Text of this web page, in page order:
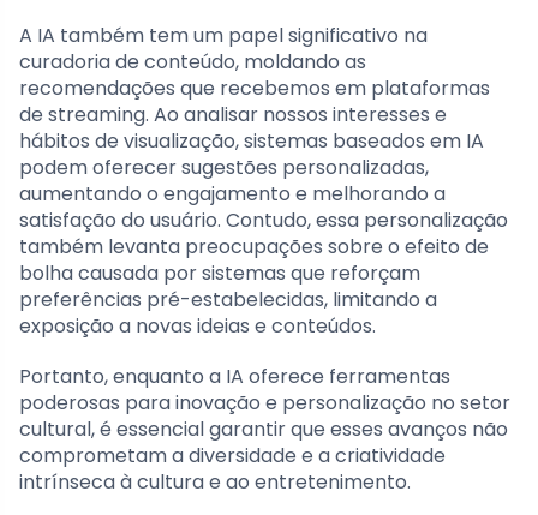
A IA também tem um papel significativo na
curadoria de conteúdo, moldando as
recomendações que recebemos em plataformas
de streaming. Ao analisar nossos interesses e
hábitos de visualização, sistemas baseados em IA
podem oferecer sugestões personalizadas,
aumentando o engajamento e melhorando a
satisfação do usuário. Contudo, essa personalização
também levanta preocupações sobre o efeito de
bolha causada por sistemas que reforçam
preferências pré-estabelecidas, limitando a
exposição a novas ideias e conteúdos.
Portanto, enquanto a IA oferece ferramentas
poderosas para inovação e personalização no setor
cultural, é essencial garantir que esses avanços não
comprometam a diversidade e a criatividade
intrínseca à cultura e ao entretenimento.